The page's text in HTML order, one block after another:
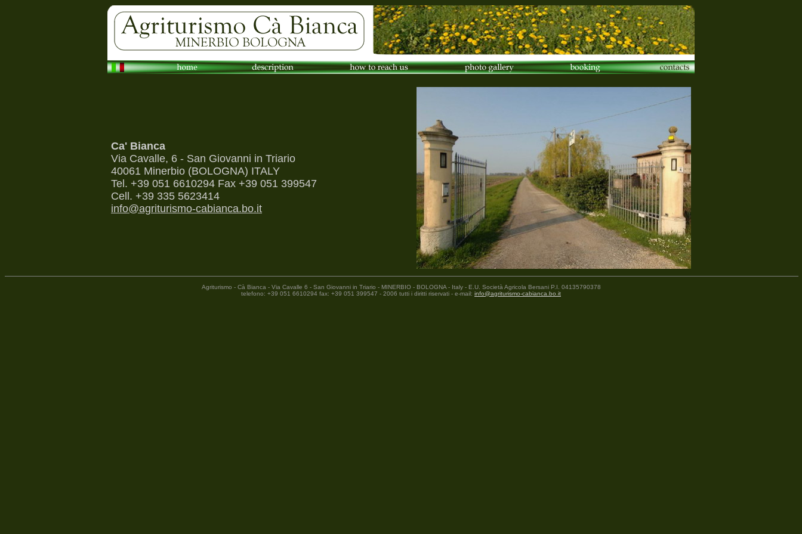
Ca' Bianca
Via Cavalle, 6 - San Giovanni in Triario
40061 Minerbio (BOLOGNA) ITALY
Tel. +39 051 6610294 Fax +39 051 399547
Cell. +39 335 5623414
info@agriturismo-cabianca.bo.it
Agriturismo - Cà Bianca - Via Cavalle 6 - San Giovanni in Triario - MINERBIO - BOLOGNA - Italy - E.U. Società Agricola Bersani P.I. 04135790378
telefono: +39 051 6610294 fax: +39 051 399547 - 2006 tutti i diritti riservati - e-mail: info@agriturismo-cabianca.bo.it